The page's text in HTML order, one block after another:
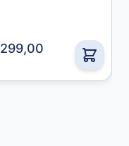
str. 10